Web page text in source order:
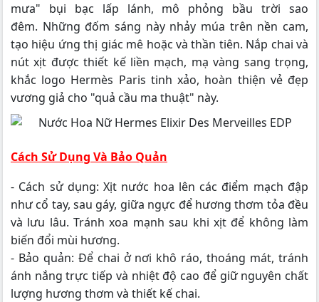
mưa" bụi bạc lấp lánh, mô phỏng bầu trời sao
đêm. Những đốm sáng này nhảy múa trên nền cam,
tạo hiệu ứng thị giác mê hoặc và thần tiên. Nắp chai và
nút xịt được thiết kế liền mạch, mạ vàng sang trọng,
khắc logo Hermès Paris tinh xảo, hoàn thiện vẻ đẹp
vương giả cho "quả cầu ma thuật" này.
Cách Sử Dụng Và Bảo Quản
- Cách sử dụng: Xịt nước hoa lên các điểm mạch đập
như cổ tay, sau gáy, giữa ngực để hương thơm tỏa đều
và lưu lâu. Tránh xoa mạnh sau khi xịt để không làm
biến đổi mùi hương.
- Bảo quản: Để chai ở nơi khô ráo, thoáng mát, tránh
ánh nắng trực tiếp và nhiệt độ cao để giữ nguyên chất
lượng hương thơm và thiết kế chai.